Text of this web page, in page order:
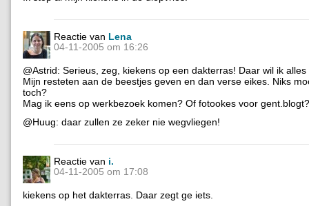
Reactie van Lena
04-11-2005 om 16:26
@Astrid: Serieus, zeg, kiekens op een dakterras! Daar wil ik
Mijn resteten aan de beestjes geven en dan verse eikes. Niks
toch?
Mag ik eens op werkbezoek komen? Of fotookes voor gent.blogt?
@Huug: daar zullen ze zeker nie wegvliegen!
Reactie van i.
04-11-2005 om 17:08
kiekens op het dakterras. Daar zegt ge iets.